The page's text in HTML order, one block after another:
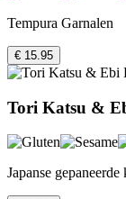
Tempura Garnalen
€ 15.95
Tori Katsu &
Japanse